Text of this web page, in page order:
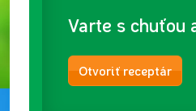
Varte s chuťou
Otvoriť receptár